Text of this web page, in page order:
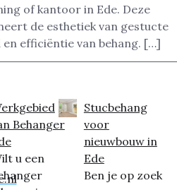
of kantoor in Ede. Deze
de esthetiek van gestucte
efficiëntie van behang. […]
Behanger
u een
Stucbehang
voor
nieuwbouw in
Ede
Ben je op zoek